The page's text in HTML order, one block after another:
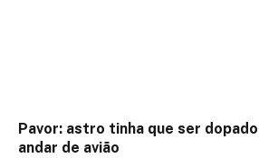
Pavor: astro tinha que ser
andar de avião